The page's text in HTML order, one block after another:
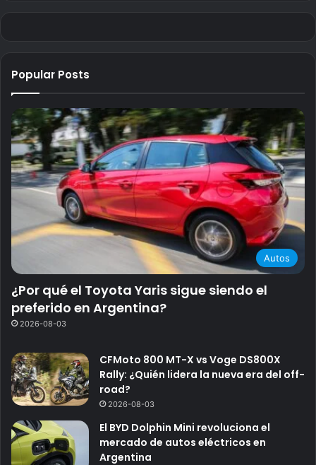
Popular Posts
Autos
¿Por qué el Toyota Yaris sigue siendo el
preferido en Argentina?
2026-08-03
CFMoto 800 MT-X vs Voge DS800X
Rally: ¿Quién lidera la nueva era del off-
road?
2026-08-03
El BYD Dolphin Mini revoluciona el
mercado de autos eléctricos en
Argentina